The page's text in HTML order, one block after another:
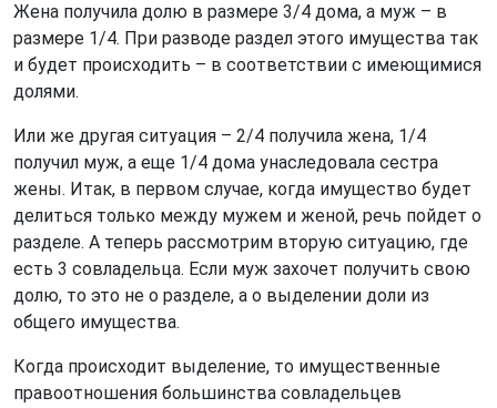
Жена получила долю в размере 3/4 дома, а муж – в
размере 1/4. При разводе раздел этого имущества так
и будет происходить – в соответствии с имеющимися
долями.
Или же другая ситуация – 2/4 получила жена, 1/4
получил муж, а еще 1/4 дома унаследовала сестра
жены. Итак, в первом случае, когда имущество будет
делиться только между мужем и женой, речь пойдет о
разделе. А теперь рассмотрим вторую ситуацию, где
есть 3 совладельца. Если муж захочет получить свою
долю, то это не о разделе, а о выделении доли из
общего имущества.
Когда происходит выделение, то имущественные
правоотношения большинства совладельцев